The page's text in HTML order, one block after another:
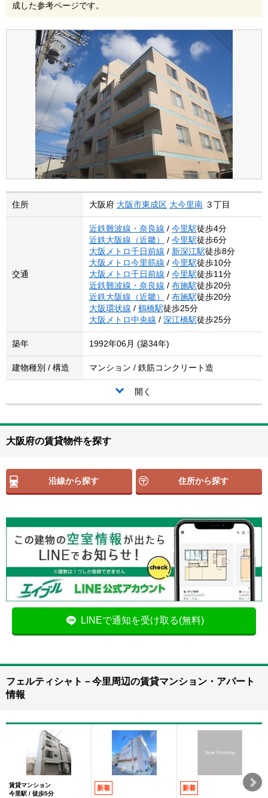
成した参考ページです。
住所 大阪府 大阪市東成区 大今里南 ３丁目
交通
近鉄難波線・奈良線 / 今里駅徒歩4分
近鉄大阪線（近畿）
/ 今里駅徒歩6分
大阪メトロ千日前線 / 新深江駅徒歩8分
大阪メトロ今里筋線 / 今里駅徒歩10分
大阪メトロ千日前線 / 今里駅徒歩11分
近鉄難波線・奈良線 / 布施駅徒歩20分
近鉄大阪線（近畿）
/ 布施駅徒歩20分
大阪環状線 / 鶴橋駅徒歩25分
大阪メトロ中央線 / 深江橋駅徒歩25分
築年 1992年06月 (築34年)
建物種別 / 構造 マンション / 鉄筋コンクリート造
開く
大阪府の賃貸物件を探す
沿線から探す 住所から探す
LINEで通知を受け取る(無料)
フェルティシャト－今里周辺の賃貸マンション・アパート
情報
賃貸マンション
今里駅 / 徒歩5分
新着 新着